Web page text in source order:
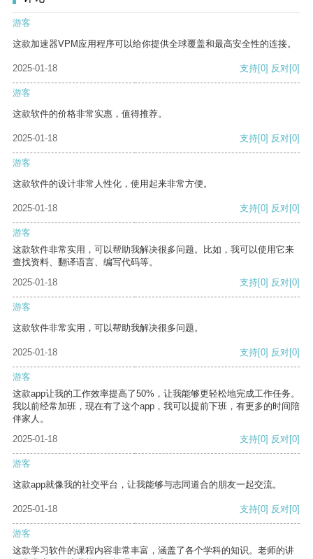
游客
这款加速器VPM应用程序可以给你提供全球覆盖和最高安全性的连接。
2025-01-18 支持[0] 反对[0]
游客
这款软件的价格非常实惠，值得推荐。
2025-01-18 支持[0] 反对[0]
游客
这款软件的设计非常人性化，使用起来非常方便。
2025-01-18 支持[0] 反对[0]
游客
这款软件非常实用，可以帮助我解决很多问题。比如，我可以使用它来
查找资料、翻译语言、编写代码等。
2025-01-18
支持[0] 反对[0]
游客
这款软件非常实用，可以帮助我解决很多问题。
2025-01-18 支持[0] 反对[0]
游客
这款app让我的工作效率提高了50%，让我能够更轻松地完成工作任务。
我以前经常加班，现在有了这个app，我可以提前下班，有更多的时间陪
伴家人。
2025-01-18
支持[0] 反对[0]
游客
这款app就像我的社交平台，让我能够与志同道合的朋友一起交流。
2025-01-18 支持[0] 反对[0]
游客
这款学习软件的课程内容非常丰富，涵盖了各个学科的知识。老师的讲